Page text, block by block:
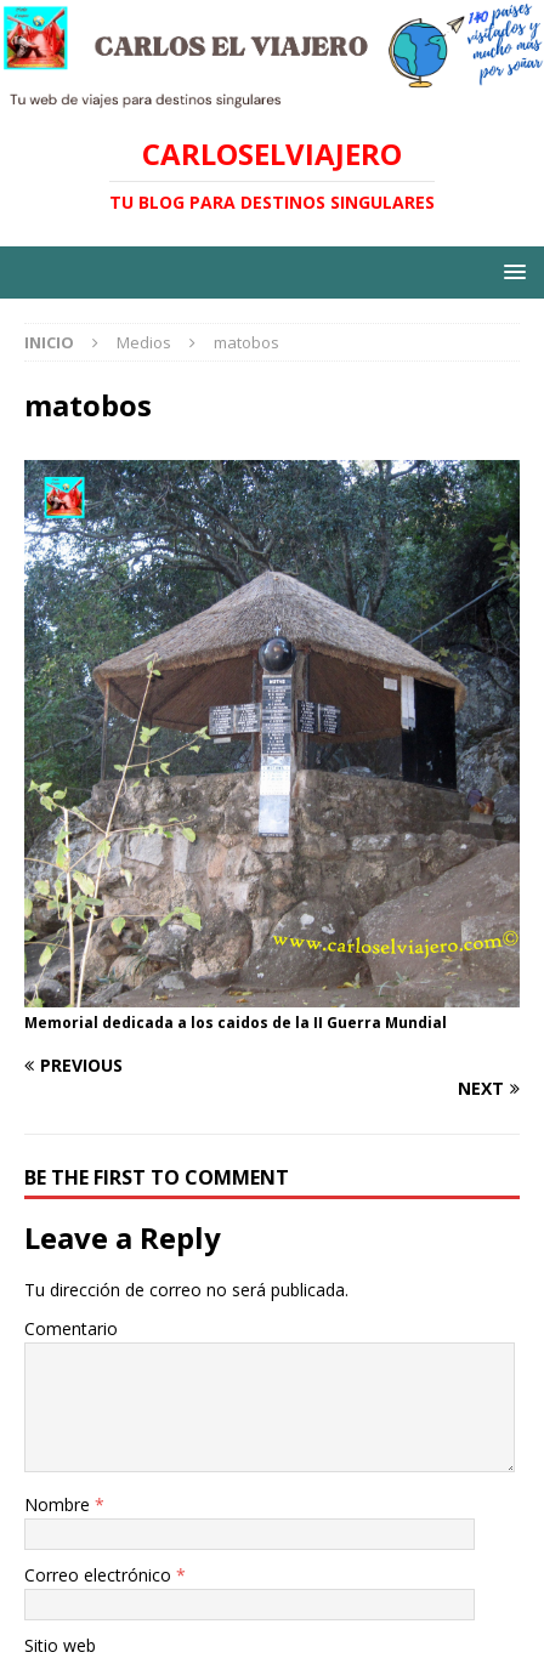
CARLOSELVIAJERO
TU BLOG PARA DESTINOS SINGULARES
INICIO Medios matobos
matobos
Memorial dedicada a los caidos de la II Guerra Mundial
PREVIOUS
NEXT
BE THE FIRST TO COMMENT
Leave a Reply
Tu dirección de correo no será publicada.
Comentario
Nombre *
Correo electrónico *
Sitio web